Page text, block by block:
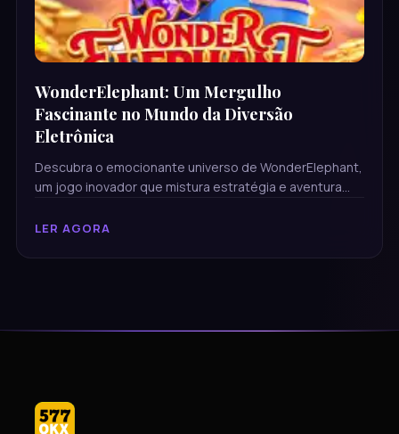
WonderElephant: Um Mergulho
Fascinante no Mundo da Diversão
Eletrônica
Descubra o emocionante universo de WonderElephant,
um jogo inovador que mistura estratégia e aventura
LER AGORA